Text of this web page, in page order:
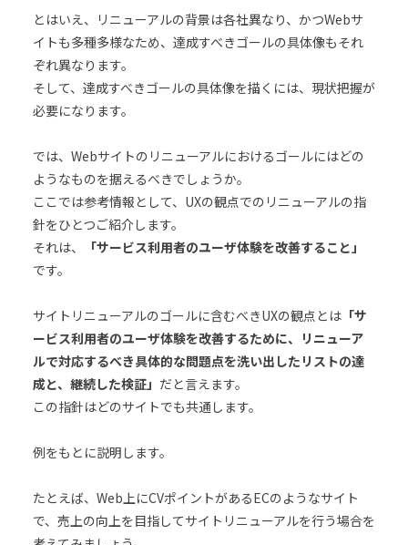
とはいえ、リニューアルの背景は各社異なり、かつWebサ
イトも多種多様なため、達成すべきゴールの具体像もそれ
ぞれ異なります。
そして、達成すべきゴールの具体像を描くには、現状把握が
必要になります。
では、Webサイトのリニューアルにおけるゴールにはどの
ようなものを据えるべきでしょうか。
ここでは参考情報として、UXの観点でのリニューアルの指
針をひとつご紹介します。
それは、
「サービス利用者のユーザ体験を改善すること」
です。
サイトリニューアルのゴールに含むべきUXの観点とは「サ
ービス利用者のユーザ体験を改善するために、リニューア
ルで対応するべき具体的な問題点を洗い出したリストの達
成と、継続した検証」 だと言えます。
この指針はどのサイトでも共通します。
例をもとに説明します。
たとえば、Web上にCVポイントがあるECのようなサイト
で、売上の向上を目指してサイトリニューアルを行う場合を